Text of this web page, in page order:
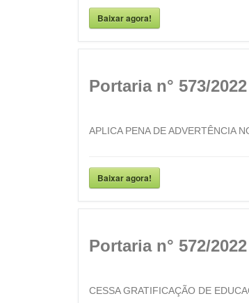
Baixar agora!
Portaria n° 573/2022
APLICA PENA DE ADVERTÊNCIA
Baixar agora!
Portaria n° 572/2022
CESSA GRATIFICAÇÃO DE